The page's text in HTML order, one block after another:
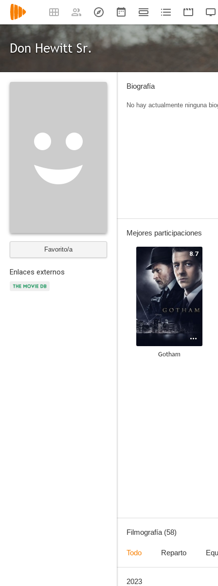
Don Hewitt Sr.
Favorito/a
Enlaces externos
Biografía
No hay actualmente ninguna
Mejores participaciones
8.7
Gotham
Filmografía (58)
Todo Reparto
2023